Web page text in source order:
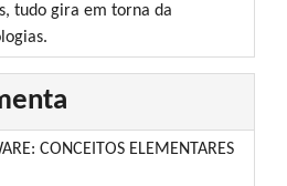
tudo gira em torna da
CONCEITOS ELEMENTARES